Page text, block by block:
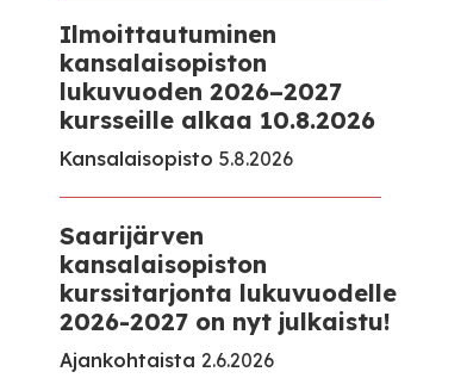
Ilmoittautuminen
kansalaisopiston
lukuvuoden 2026–2027
kursseille alkaa 10.8.2026
Kansalaisopisto 5.8.2026
Saarijärven
kansalaisopiston
kurssitarjonta lukuvuodelle
2026-2027 on nyt julkaistu!
Ajankohtaista 2.6.2026